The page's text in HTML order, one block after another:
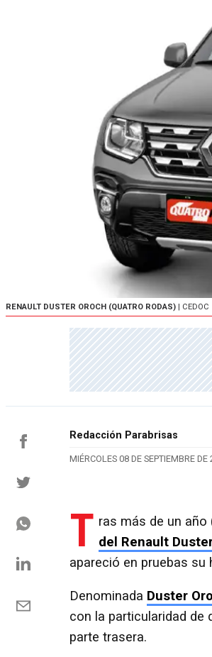
RENAULT DUSTER OROCH (QUATRO RODAS) | CEDOC
Redacción Parabrisas
MIÉRCOLES 08 DE SEPTIEMBRE DE
T ras más de un
del Renault
apareció en pruebas su
Denominada Duster
con la particularidad de
parte trasera.